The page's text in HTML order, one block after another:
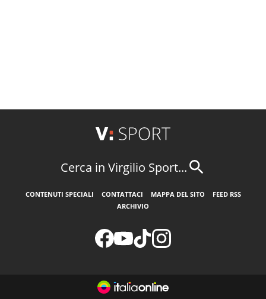
Cerca in Virgilio Sport...
CONTENUTI SPECIALI CONTATTACI MAPPA DEL SITO
FEED RSS
ARCHIVIO